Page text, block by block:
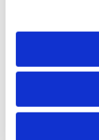
alla
banche
fiducia
La decima